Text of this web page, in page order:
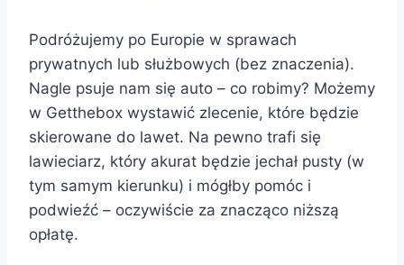
Podróżujemy po Europie w sprawach
prywatnych lub służbowych (bez znaczenia).
Nagle psuje nam się auto – co robimy? Możemy
w Getthebox wystawić zlecenie, które będzie
skierowane do lawet. Na pewno trafi się
lawieciarz, który akurat będzie jechał pusty (w
tym samym kierunku) i mógłby pomóc i
podwieźć – oczywiście za znacząco niższą
opłatę.